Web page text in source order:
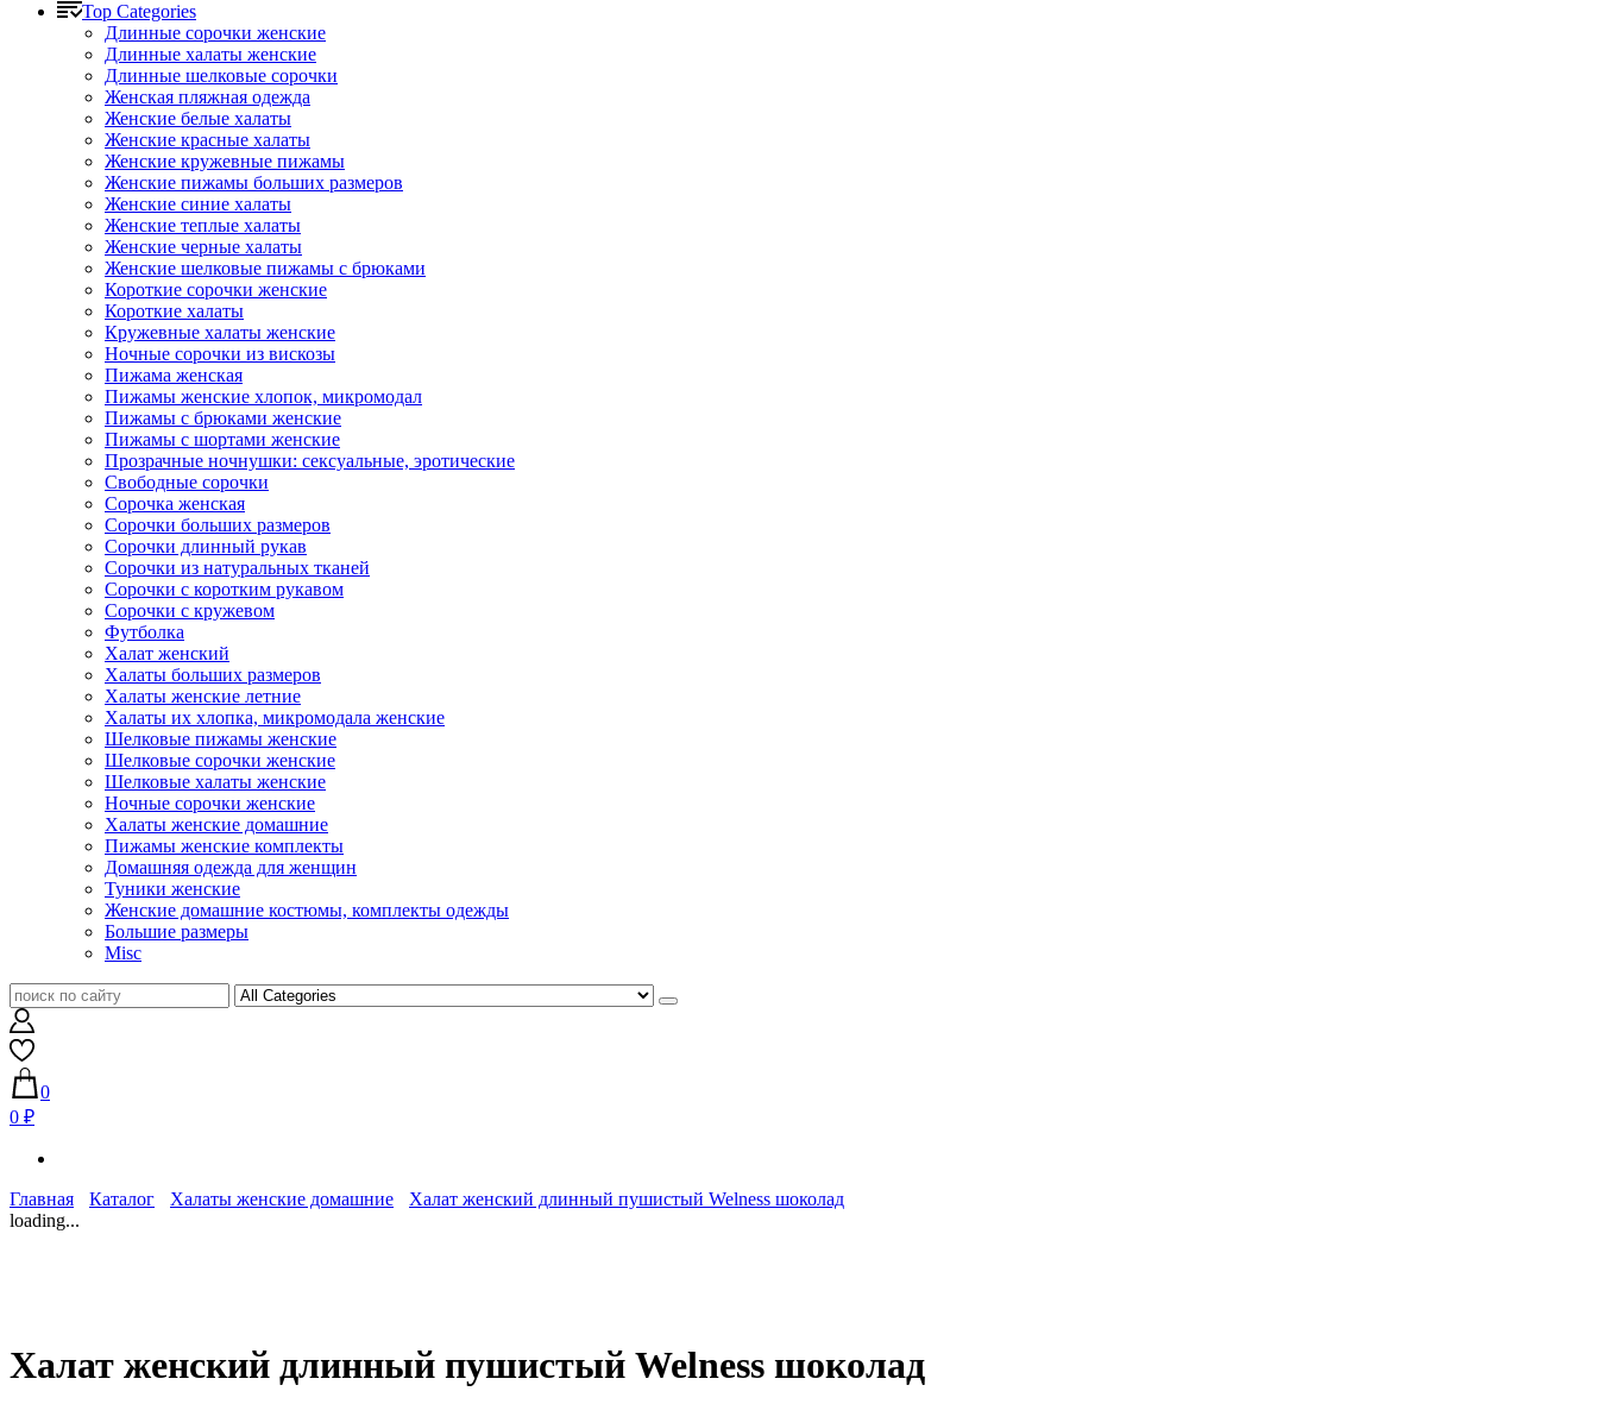
Top Categories
Длинные сорочки женские
Длинные халаты женские
Длинные шелковые сорочки
Женская пляжная одежда
Женские белые халаты
Женские красные халаты
Женские кружевные пижамы
Женские пижамы больших размеров
Женские синие халаты
Женские теплые халаты
Женские черные халаты
Женские шелковые пижамы с брюками
Короткие сорочки женские
Короткие халаты
Кружевные халаты женские
Ночные сорочки из вискозы
Пижама женская
Пижамы женские хлопок, микромодал
Пижамы с брюками женские
Пижамы с шортами женские
Прозрачные ночнушки: сексуальные, эротические
Свободные сорочки
Сорочка женская
Сорочки больших размеров
Сорочки длинный рукав
Сорочки из натуральных тканей
Сорочки с коротким рукавом
Сорочки с кружевом
Футболка
Халат женский
Халаты больших размеров
Халаты женские летние
Халаты их хлопка, микромодала женские
Шелковые пижамы женские
Шелковые сорочки женские
Шелковые халаты женские
Ночные сорочки женские
Халаты женские домашние
Пижамы женские комплекты
Домашняя одежда для женщин
Туники женские
Женские домашние костюмы, комплекты одежды
Большие размеры
Misc
0
0 ₽
Главная Каталог Халаты женские домашние
Халат женский длинный пушистый Welness шоколад
loading...
Халат женский длинный пушистый Welness шоколад